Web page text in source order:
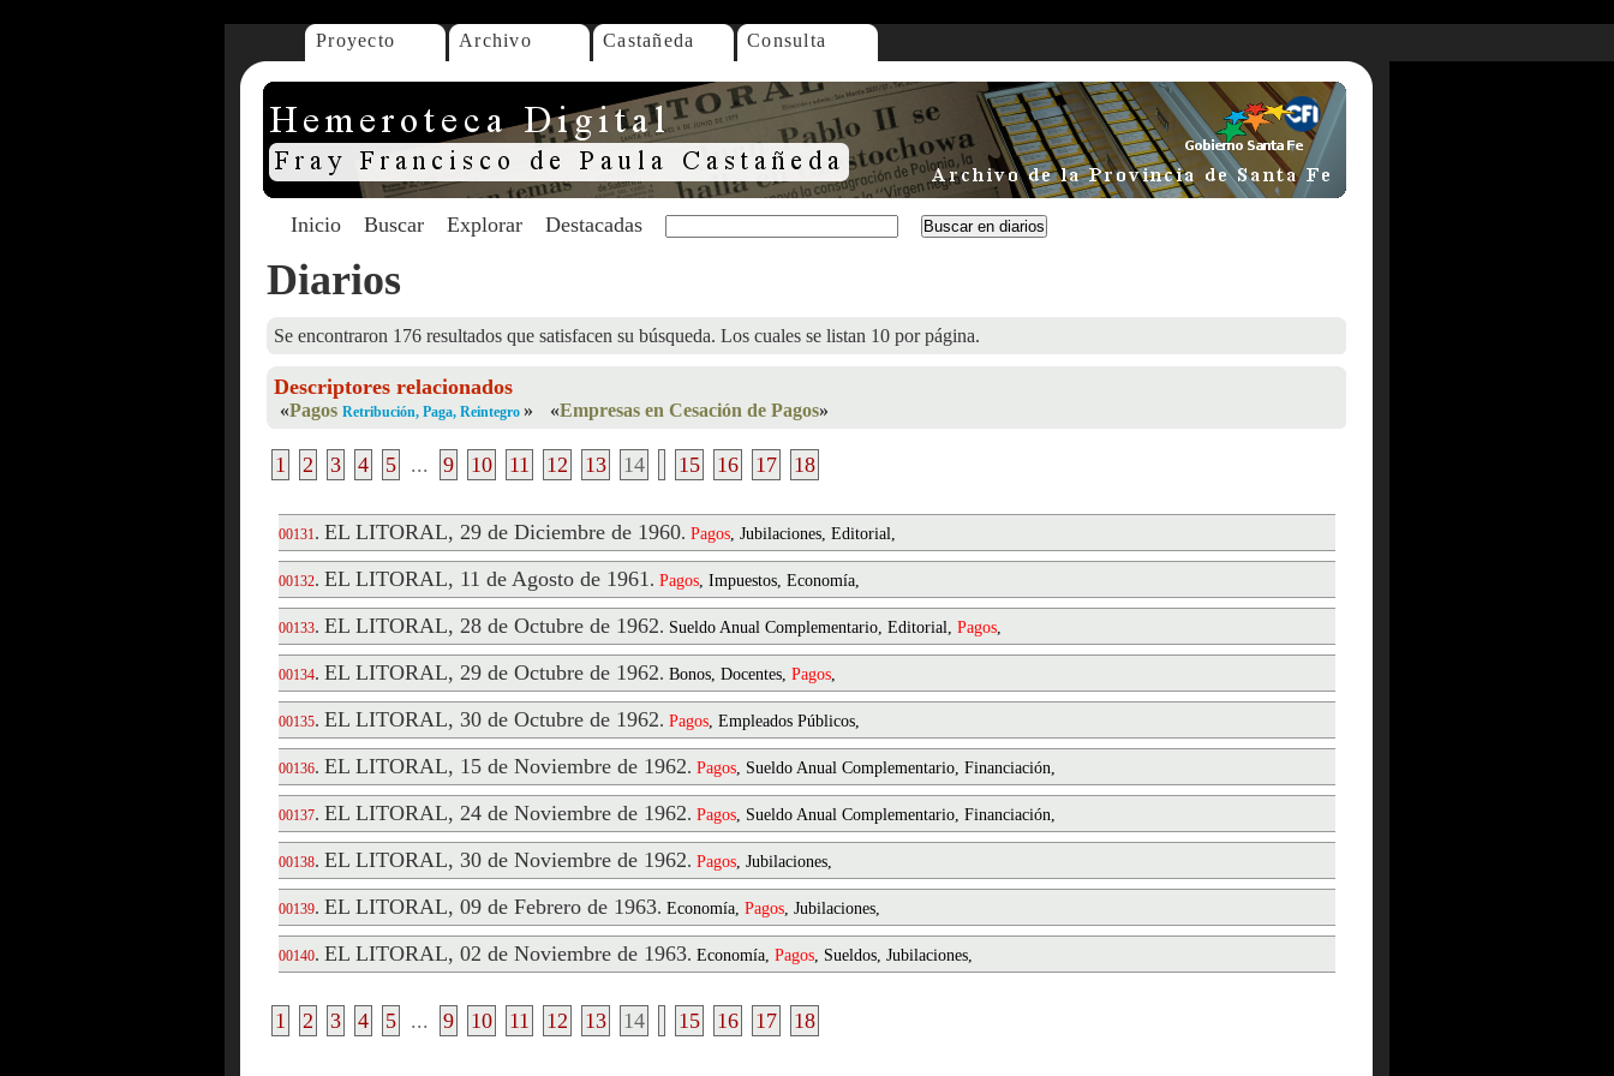
Proyecto Archivo Castañeda Consulta
Inicio Buscar Explorar Destacadas
Diarios
Se encontraron 176 resultados que satisfacen su búsqueda. Los cuales se listan 10 por página.
Descriptores relacionados
«Pagos Retribución, Paga, Reintegro » «Empresas en Cesación de Pagos»
1 2 3 4 5 ... 9 10 11 12 13 14 15 16 17 18
00131. EL LITORAL, 29 de Diciembre de 1960. Pagos, Jubilaciones, Editorial,
00132. EL LITORAL, 11 de Agosto de 1961. Pagos, Impuestos, Economía,
00133. EL LITORAL, 28 de Octubre de 1962. Sueldo Anual Complementario, Editorial, Pagos,
00134. EL LITORAL, 29 de Octubre de 1962. Bonos, Docentes, Pagos,
00135. EL LITORAL, 30 de Octubre de 1962. Pagos, Empleados Públicos,
00136. EL LITORAL, 15 de Noviembre de 1962. Pagos, Sueldo Anual Complementario, Financiación,
00137. EL LITORAL, 24 de Noviembre de 1962. Pagos, Sueldo Anual Complementario, Financiación,
00138. EL LITORAL, 30 de Noviembre de 1962. Pagos, Jubilaciones,
00139. EL LITORAL, 09 de Febrero de 1963. Economía, Pagos, Jubilaciones,
00140. EL LITORAL, 02 de Noviembre de 1963. Economía, Pagos, Sueldos, Jubilaciones,
1 2 3 4 5 ... 9 10 11 12 13 14 15 16 17 18